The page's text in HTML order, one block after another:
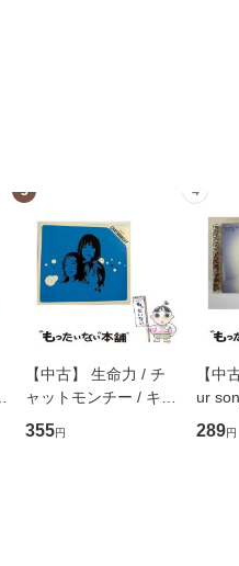
3
【中古】 生命力 / チ
ャットモンチー / キュ
ーンレコード [CD]
【メール便送料無料】
355円
4
【中
ur
かり / [CD]【メール便
送料
289円